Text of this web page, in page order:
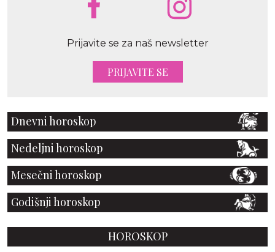
Prijavite se za naš newsletter
PRIJAVITE SE
Dnevni horoskop
Nedeljni horoskop
Mesečni horoskop
Godišnji horoskop
HOROSKOP